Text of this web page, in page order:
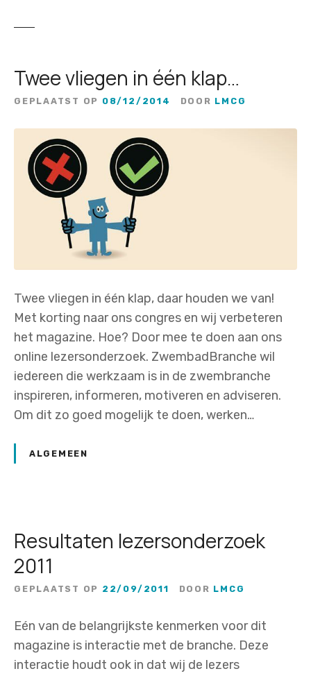
Twee vliegen in één klap…
GEPLAATST OP 08/12/2014 DOOR LMCG
Twee vliegen in één klap, daar houden we van!
Met korting naar ons congres en wij verbeteren
het magazine. Hoe? Door mee te doen aan ons
online lezersonderzoek. ZwembadBranche wil
iedereen die werkzaam is in de zwembranche
inspireren, informeren, motiveren en adviseren.
Om dit zo goed mogelijk te doen, werken…
ALGEMEEN
Resultaten lezersonderzoek
2011
GEPLAATST OP 22/09/2011 DOOR LMCG
Eén van de belangrijkste kenmerken voor dit
magazine is interactie met de branche. Deze
interactie houdt ook in dat wij de lezers